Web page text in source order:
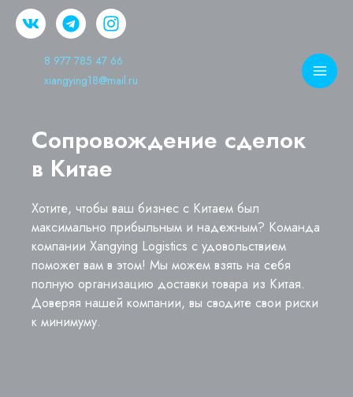
8 977 785 47 66
xiangying18@mail.ru
Сопровождение сделок
в Китае
Хотите, чтобы ваш бизнес с Китаем был
максимально прибыльным и надежным? Команда
компании Хangying Logistics с удовольствием
поможет вам в этом! Мы можем взять на себя
полную организацию доставки товара из Китая.
Доверяя нашей компании, вы сводите свои риски
к минимуму.